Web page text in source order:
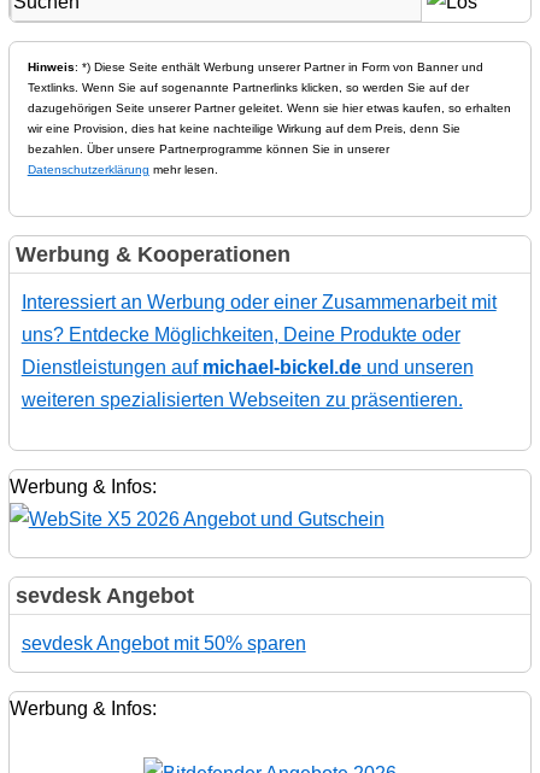
Hinweis: *) Diese Seite enthält Werbung unserer Partner in Form von Banner und
Textlinks. Wenn Sie auf sogenannte Partnerlinks klicken, so werden Sie auf der
dazugehörigen Seite unserer Partner geleitet. Wenn sie hier etwas kaufen, so erhalten
wir eine Provision, dies hat keine nachteilige Wirkung auf dem Preis, denn Sie
bezahlen. Über unsere Partnerprogramme können Sie in unserer
Datenschutzerklärung mehr lesen.
Werbung & Kooperationen
Interessiert an Werbung oder einer Zusammenarbeit mit
uns? Entdecke Möglichkeiten, Deine Produkte oder
Dienstleistungen auf michael-bickel.deund unseren
weiteren spezialisierten Webseiten zu präsentieren.
Werbung & Infos:
sevdesk Angebot
sevdesk Angebot mit 50% sparen
Werbung & Infos: